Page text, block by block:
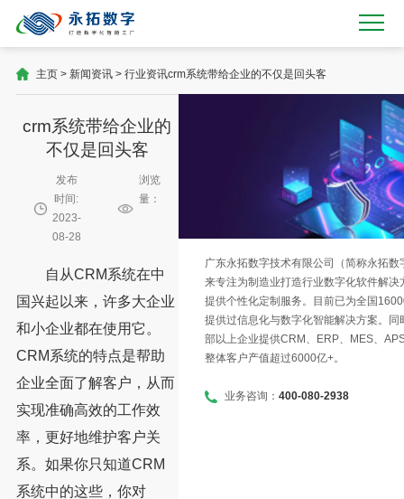
主页> 新闻资讯> 行业资讯crm系统带给企业的不仅是回头客
crm系统带给企业的
不仅是回头客
发布
时间:
2023-
08-28
浏览
量：
自从CRM系统在中
国兴起以来，许多大企业
和小企业都在使用它。
CRM系统的特点是帮助
企业全面了解客户，从而
实现准确高效的工作效
率，更好地维护客户关
系。如果你只知道CRM
系统中的这些，你对
广东永拓数字技术有限公司（简称永拓
来专注为制造业打造行业数字化软件解决
提供个性化定制服务。目前已为全国
提供过信息化与数字化智能解决方案。
部以上企业提供CRM、ERP、MES、
整体客户产值超过6000亿+。
业务咨询： 400-080-2938